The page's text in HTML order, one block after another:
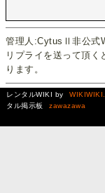
管理人:CytusⅡ非公式
リプライを送って頂
ります。
レンタルWIKI by
タル掲示板
zawazawa